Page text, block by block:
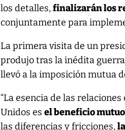
los detalles,finalizarán los
conjuntamente para
La primera visita de un
produjo tras la inédita
llevó a la imposición mutua
“La esencia de las
Unidos esel beneficio
las diferencias y fricciones,